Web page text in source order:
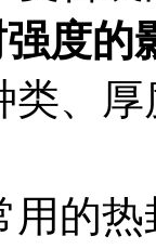
度的
类、
热